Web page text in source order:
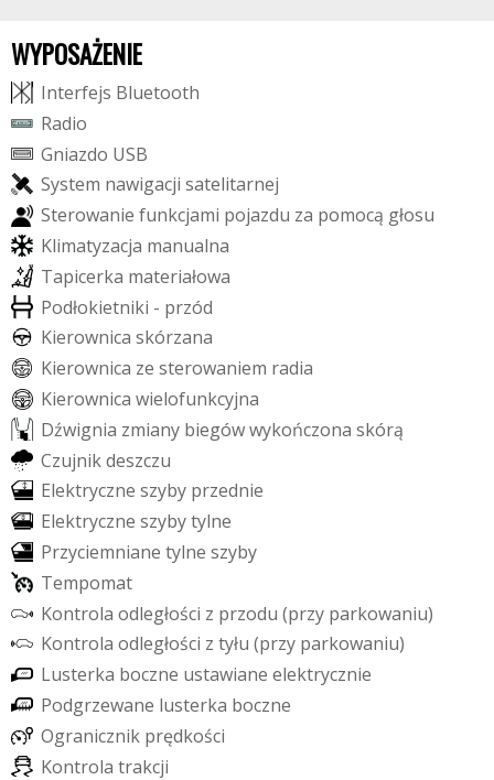
WYPOSAŻENIE
Interfejs Bluetooth
Radio
Gniazdo USB
System nawigacji satelitarnej
Sterowanie funkcjami pojazdu za pomocą głosu
Klimatyzacja manualna
Tapicerka materiałowa
Podłokietniki - przód
Kierownica skórzana
Kierownica ze sterowaniem radia
Kierownica wielofunkcyjna
Dźwignia zmiany biegówwykończona skórą
Czujnikdeszczu
Elektryczne szyby przednie
Elektryczne szybytylne
Przyciemniane tylne szyby
Tempomat
Kontrola odległości z przodu (przy parkowaniu)
Kontrola odległości z tyłu (przy parkowaniu)
Lusterka boczne ustawiane elektrycznie
Podgrzewane lusterka boczne
Ogranicznik prędkości
Kontrola trakcji